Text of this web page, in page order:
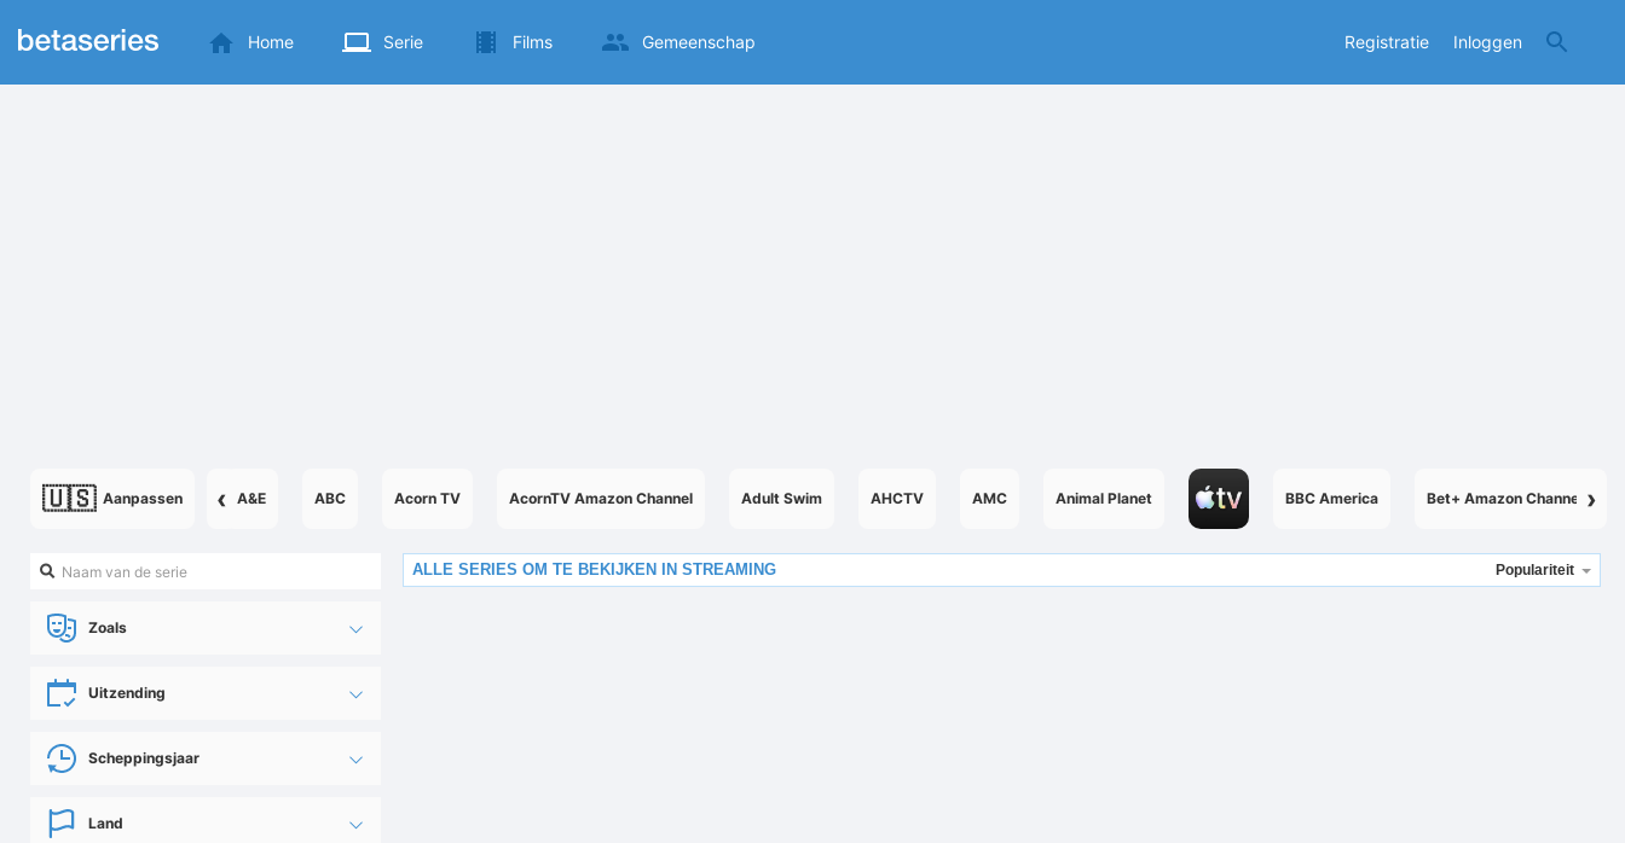
Home Serie Films Gemeenschap Registratie Inloggen
🇺🇸 Aanpassen ‹ ›
A&E ABC Acorn TV AcornTV Amazon Channel Adult Swim AHCTV AMC Animal Planet BBC America Bet+ Amazon Channel
Zoals
Uitzending
Scheppingsjaar
Land
ALLE SERIES OM TE BEKIJKEN IN STREAMING Populariteit